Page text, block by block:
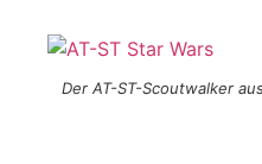
Der AT-ST-Scoutwalker